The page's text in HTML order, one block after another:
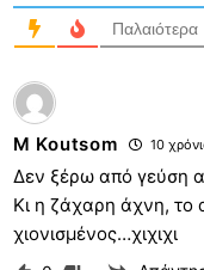
Παλαιότερα
M Koutsom 10
Δεν ξέρω από γεύση
Κι η ζάχαρη άχνη, το
χιονισμένος…χιχιχι